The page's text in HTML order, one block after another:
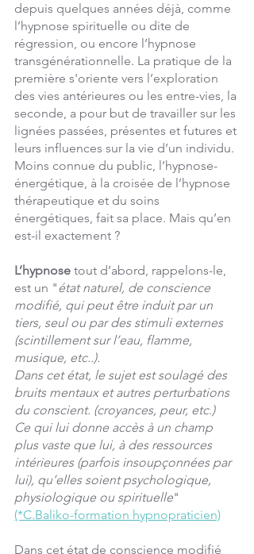
depuis quelques années déjà, comme
l’hypnose spirituelle ou dite de
régression, ou encore l’hypnose
transgénérationnelle. La pratique de la
première s'oriente vers l’exploration
des vies antérieures ou les entre-vies, la
seconde, a pour but de travailler sur les
lignées passées, présentes et futures et
leurs influences sur la vie d’un individu.
Moins connue du public, l’hypnose-
énergétique, à la croisée de l’hypnose
thérapeutique et du soins
énergétiques, fait sa place. Mais qu’en
est-il exactement ?
L’hypnose tout d’abord, rappelons-le,
est un "état naturel, de conscience
modifié, qui peut être induit par un
tiers, seul ou par des stimuli externes
(scintillement sur l’eau, flamme,
musique, etc..).
Dans cet état, le sujet est soulagé des
bruits mentaux et autres perturbations
du conscient. (croyances, peur, etc.)
Ce qui lui donne accès à un champ
plus vaste que lui, à des ressources
intérieures (parfois insoupçonnées par
lui), qu’elles soient psychologique,
physiologique ou spirituelle"
(*C.Baliko-formation hypnopraticien)
Dans cet état de conscience modifié